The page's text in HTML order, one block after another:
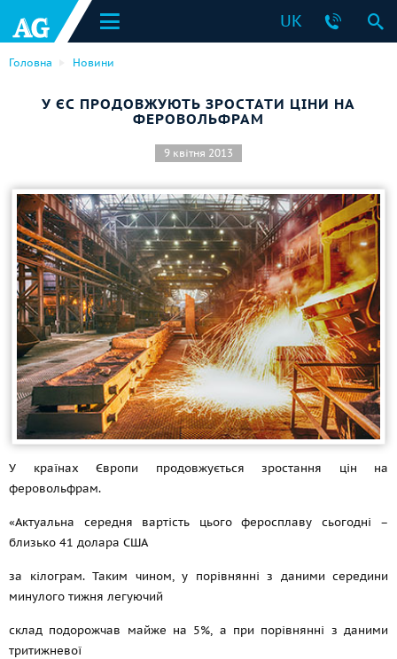
UK
Головна Новини
У ЄС ПРОДОВЖУЮТЬ ЗРОСТАТИ ЦІНИ НА
ФЕРОВОЛЬФРАМ
9 квітня 2013
У країнах Європи продовжується зростання цін на
феровольфрам.
«Актуальна середня вартість цього феросплаву сьогодні –
близько 41 долара США
за кілограм. Таким чином, у порівнянні з даними середини
минулого тижня легуючий
склад подорожчав майже на 5%, а при порівнянні з даними
тритижневої